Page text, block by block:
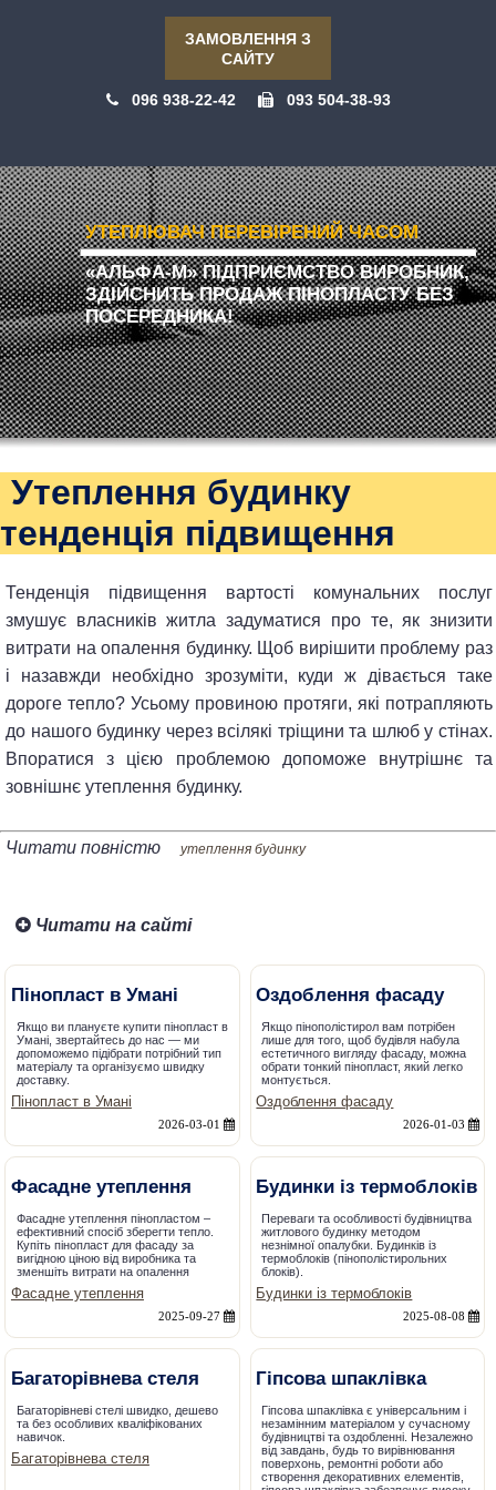
ЗАМОВЛЕННЯ З
САЙТУ
096 938-22-42 093 504-38-93
УТЕПЛЮВАЧ ПЕРЕВІРЕНИЙ ЧАСОМ
«АЛЬФА-М» ПІДПРИЄМСТВО ВИРОБНИК,
ЗДІЙСНИТЬ ПРОДАЖ ПІНОПЛАСТУ БЕЗ
ПОСЕРЕДНИКА!
Утеплення будинку
тенденція підвищення
Тенденція підвищення вартості комунальних послуг
змушує власників житла задуматися про те, як знизити
витрати на опалення будинку. Щоб вирішити проблему раз
і назавжди необхідно зрозуміти, куди ж дівається таке
дороге тепло? Усьому провиною протяги, які потрапляють
до нашого будинку через всілякі тріщини та шлюб у стінах.
Впоратися з цією проблемою допоможе внутрішнє та
зовнішнє утеплення будинку.
Читати повністю утеплення будинку
Читати на сайті
Пінопласт в Умані
Якщо ви плануєте купити пінопласт в
Умані, звертайтесь до нас — ми
допоможемо підібрати потрібний тип
матеріалу та організуємо швидку
доставку.
Пінопласт в Умані
2026-03-01
Оздоблення фасаду
Якщо пінополістирол вам потрібен
лише для того, щоб будівля набула
естетичного вигляду фасаду, можна
обрати тонкий пінопласт, який легко
монтується.
Оздоблення фасаду
2026-01-03
Фасадне утеплення
Фасадне утеплення пінопластом –
ефективний спосіб зберегти тепло.
Купіть пінопласт для фасаду за
вигідною ціною від виробника та
зменшіть витрати на опалення
Фасадне утеплення
2025-09-27
Будинки із термоблоків
Переваги та особливості будівництва
житлового будинку методом
незнімної опалубки. Будинків із
термоблоків (пінополістирольних
блоків).
Будинки із термоблоків
2025-08-08
Багаторівнева стеля
Багаторівневі стелі швидко, дешево
та без особливих кваліфікованих
навичок.
Багаторівнева стеля
Гіпсова шпаклівка
Гіпсова шпаклівка є універсальним і
незамінним матеріалом у сучасному
будівництві та оздобленні. Незалежно
від завдань, будь то вирівнювання
поверхонь, ремонтні роботи або
створення декоративних елементів,